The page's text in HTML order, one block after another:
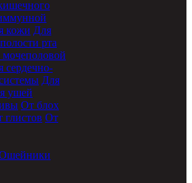
кожи Для
рта
сердечно-
Для
ушей
От блох
глистов От